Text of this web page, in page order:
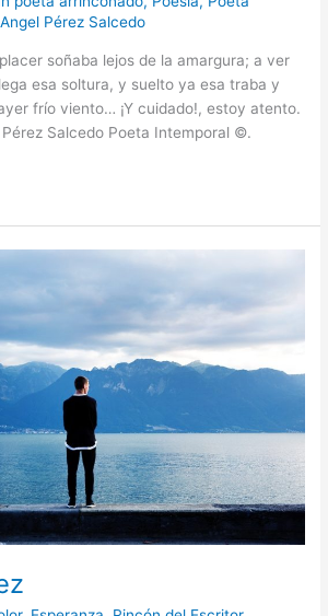
Pérez Salcedo
placer soñaba lejos de la amargura; a ver
esa soltura, y suelto ya esa traba y
frío viento… ¡Y cuidado!, estoy atento.
Salcedo Poeta Intemporal ©.